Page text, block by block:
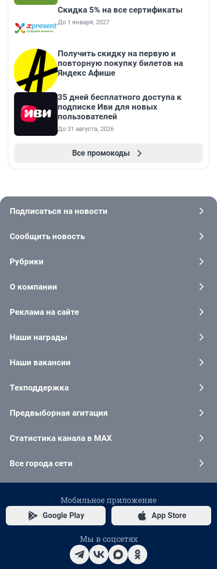
Скидка 5% на все сертификаты
До 1 января, 2027
Получить скидку на первую и
повторную покупку билетов на
Яндекс Афише
35 дней бесплатного доступа к
подписке Иви для новых
пользователей
До 31 августа, 2026
Все промокоды
Подписаться на новости
Сообщить новость
Рубрики
О компании
Реклама на сайте
Наши награды
Наши вакансии
Техподдержка
Предвыборная агитация
Статистика канала в MAX
Все города сети
Мобильное приложение
Google Play App Store
Мы в соцсетях